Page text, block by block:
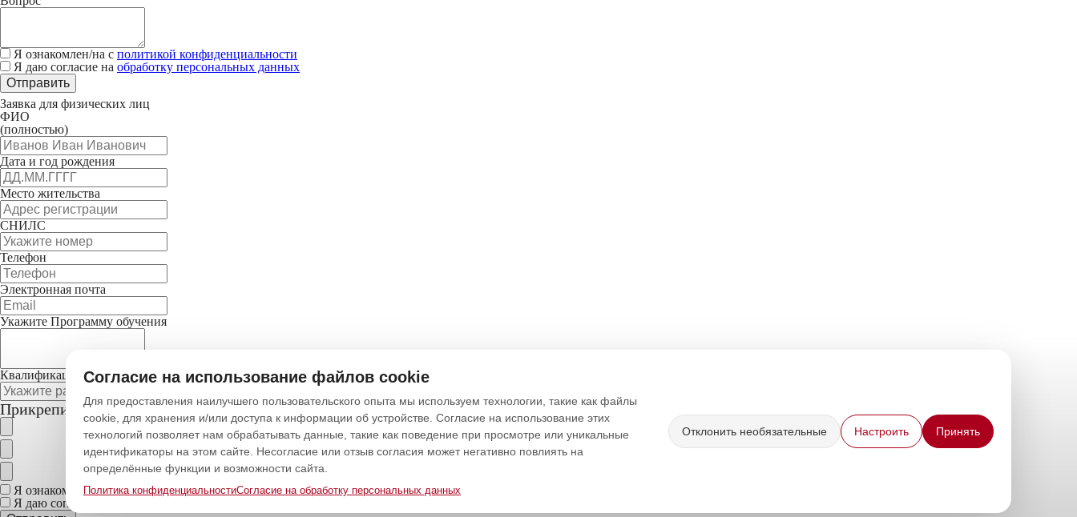
Я ознакомлен/на с политикой конфиденциальности
Я даю согласие на обработку персональных данных
Отправить
Заявка для физических лиц
ФИО
(полностью)
Дата и год рождения
Место жительства
СНИЛС
Телефон
Электронная почта
Укажите Программу обучения
Квалификационный разряд
Прикрепить файлы
Я ознакомлен/на сполитикой конфиденциальности
Я даю согласие на
Согласие на использование файлов cookie
Для предоставления наилучшего пользовательского опыта мы используем технологии, такие как файлы
cookie, для хранения и/или доступа к информации об устройстве. Согласие на использование этих
технологий позволяет нам обрабатывать данные, такие как поведение при просмотре или уникальные
идентификаторы на этом сайте. Несогласие или отзыв согласия может негативно повлиять на
определённые функции и возможности сайта.
Политика конфиденциальностиСогласие на обработку персональных данных
Отклонить необязательные Настроить Принять